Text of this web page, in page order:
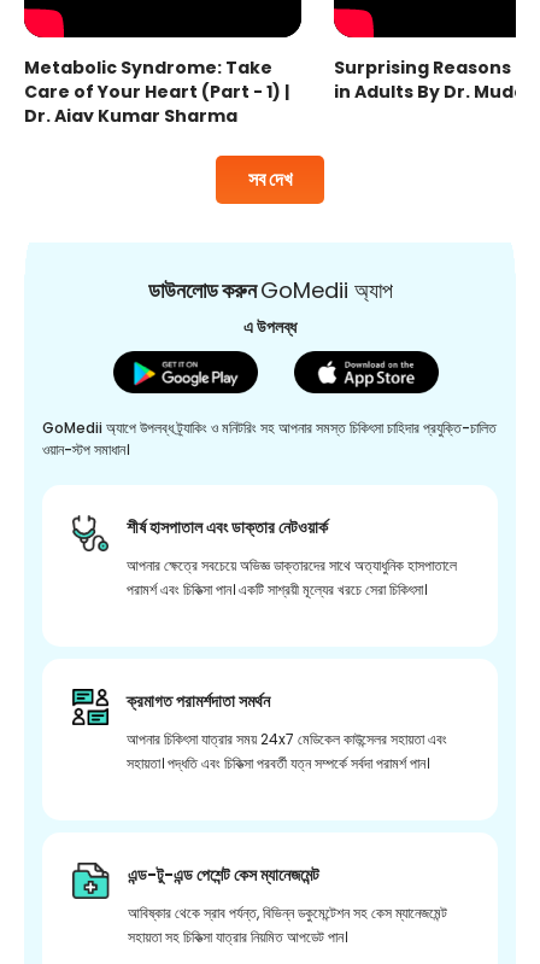
সব দেখ
Metabolic Syndrome: Take
Care of Your Heart (Part - 1) |
Dr. Ajay Kumar Sharma
Surprising Reasons
in Adults By Dr.
ডাউনলোড করুনGoMedii অ্যাপ
এ উপলব্ধ
GoMedii অ্যাপে উপলব্ধ ট্র্যাকিং ও মনিটরিং সহ আপনার সমস্ত চিকিৎসা চাহিদার প্রযুক্তি-চালিত
ওয়ান-স্টপ সমাধান।
শীর্ষ হাসপাতাল এবং ডাক্তার নেটওয়ার্ক
আপনার ক্ষেত্রে সবচেয়ে অভিজ্ঞ ডাক্তারদের সাথে অত্যাধুনিক হাসপাতালে
পরামর্শ এবং চিকিত্সা পান। একটি সাশ্রয়ী মূল্যের খরচে সেরা চিকিৎসা।
ক্রমাগত পরামর্শদাতা সমর্থন
আপনার চিকিৎসা যাত্রার সময় 24x7 মেডিকেল কাউন্সেলর সহায়তা এবং
সহায়তা। পদ্ধতি এবং চিকিত্সা পরবর্তী যত্ন সম্পর্কে সর্বদা পরামর্শ পান।
এন্ড-টু-এন্ড পেশেন্ট কেস ম্যানেজমেন্ট
আবিষ্কার থেকে স্রাব পর্যন্ত, বিভিন্ন ডকুমেন্টেশন সহ কেস ম্যানেজমেন্ট
সহায়তা সহ চিকিত্সা যাত্রার নিয়মিত আপডেট পান।